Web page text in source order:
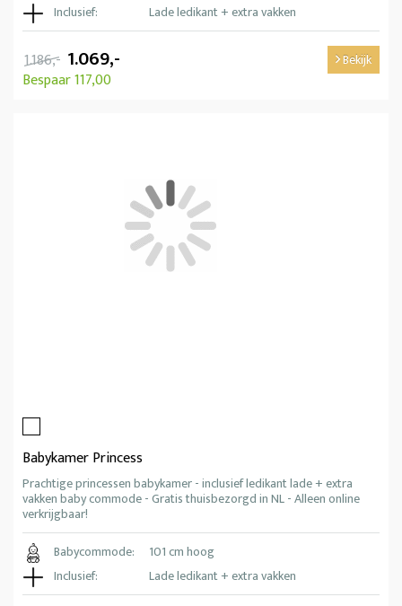
Inclusief:
Lade ledikant + extra vakken
1.186,- 1.069,-
Bespaar 117,00
Bekijk
Babykamer Princess
Prachtige princessen babykamer - inclusief ledikant lade + extra
vakken baby commode - Gratis thuisbezorgd in NL - Alleen online
verkrijgbaar!
Babycommode:
101 cm hoog
Inclusief:
Lade ledikant + extra vakken